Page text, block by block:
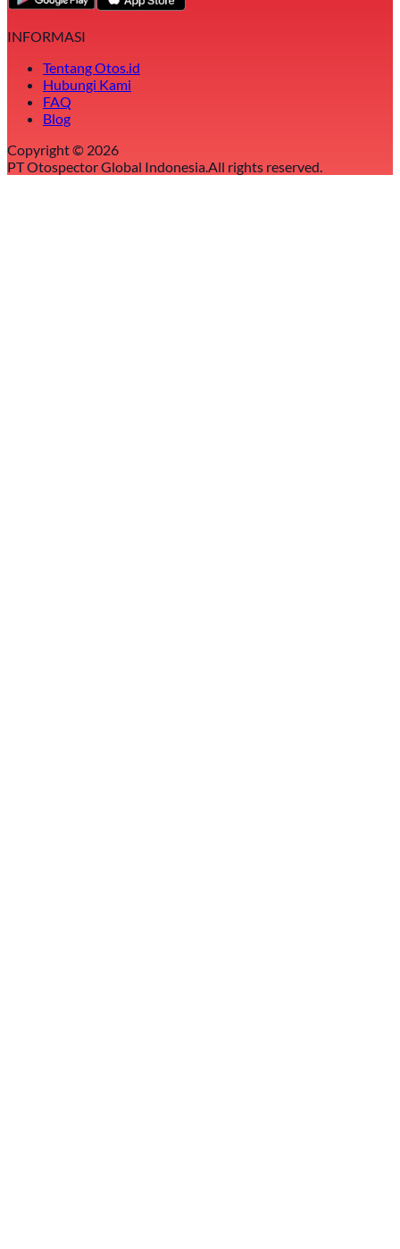
INFORMASI
Tentang Otos.id
Hubungi Kami
FAQ
Blog
Copyright © 2026
PT Otospector Global Indonesia.All rights reserved.